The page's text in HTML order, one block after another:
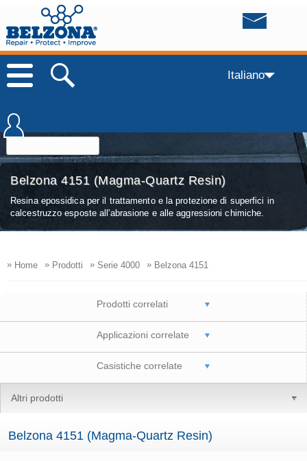
Italiano
Belzona 4151 (Magma-Quartz Resin)
Resina epossidica per il trattamento e la protezione di superfici in
calcestruzzo esposte all'abrasione e alle aggressioni chimiche.
» Home » Prodotti » Serie 4000 » Belzona 4151
Prodotti correlati
Applicazioni correlate
Casistiche correlate
Altri prodotti
Belzona 4151 (Magma-Quartz Resin)